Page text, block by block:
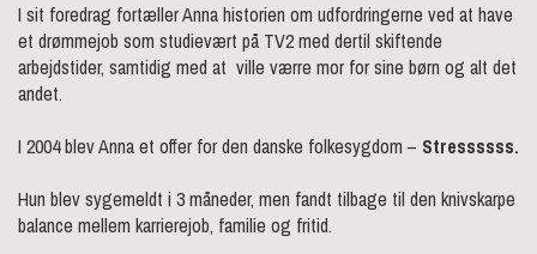
I sit foredrag fortæller Anna historien om udfordringerne ved at have
et drømmejob som studievært på TV2 med dertil skiftende
arbejdstider, samtidig med at ville værre mor for sine børn og alt det
andet.
I 2004 blev Anna et offer for den danske folkesygdom – Stressssss.
Hun blev sygemeldt i 3 måneder, men fandt tilbage til den knivskarpe
balance mellem karrierejob, familie og fritid.